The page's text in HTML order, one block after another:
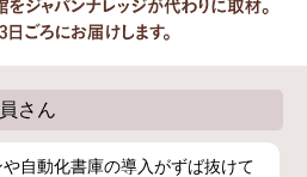
さん
自動化書庫の導入がずば抜けて